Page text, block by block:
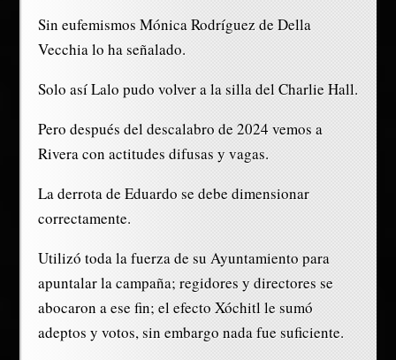
Sin eufemismos Mónica Rodríguez de Della
Vecchia lo ha señalado.
Solo así Lalo pudo volver a la silla del Charlie Hall.
Pero después del descalabro de 2024 vemos a
Rivera con actitudes difusas y vagas.
La derrota de Eduardo se debe dimensionar
correctamente.
Utilizó toda la fuerza de su Ayuntamiento para
apuntalar la campaña; regidores y directores se
abocaron a ese fin; el efecto Xóchitl le sumó
adeptos y votos, sin embargo nada fue suficiente.